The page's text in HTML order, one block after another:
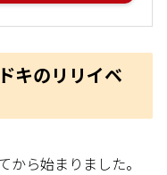
キのリリイベ
ら始まりました。